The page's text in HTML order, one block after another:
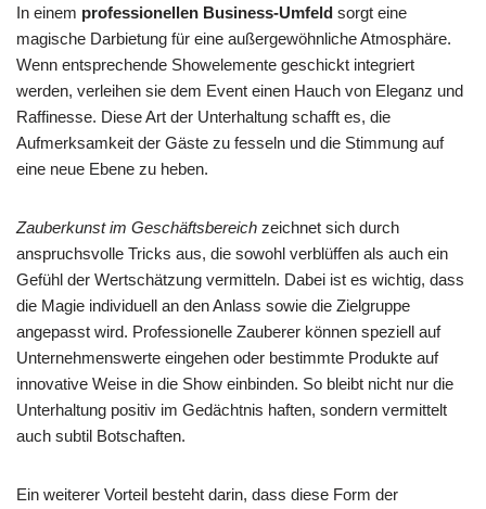
In einem professionellen Business-Umfeld sorgt eine
magische Darbietung für eine außergewöhnliche Atmosphäre.
Wenn entsprechende Showelemente geschickt integriert
werden, verleihen sie dem Event einen Hauch von Eleganz und
Raffinesse. Diese Art der Unterhaltung schafft es, die
Aufmerksamkeit der Gäste zu fesseln und die Stimmung auf
eine neue Ebene zu heben.
Zauberkunst im Geschäftsbereich zeichnet sich durch
anspruchsvolle Tricks aus, die sowohl verblüffen als auch ein
Gefühl der Wertschätzung vermitteln. Dabei ist es wichtig, dass
die Magie individuell an den Anlass sowie die Zielgruppe
angepasst wird. Professionelle Zauberer können speziell auf
Unternehmenswerte eingehen oder bestimmte Produkte auf
innovative Weise in die Show einbinden. So bleibt nicht nur die
Unterhaltung positiv im Gedächtnis haften, sondern vermittelt
auch subtil Botschaften.
Ein weiterer Vorteil besteht darin, dass diese Form der